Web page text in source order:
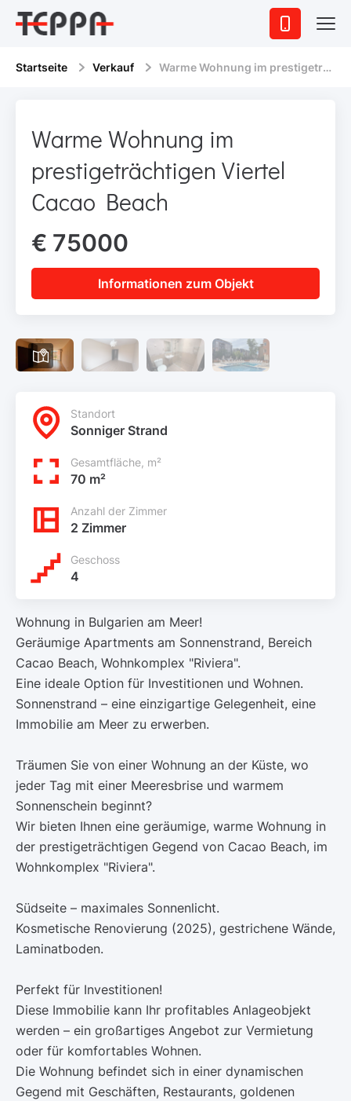
Startseite Verkauf Warme Wohnung im prestigeträchtigen Viertel Cacao Beach
Warme Wohnung im
prestigeträchtigen Viertel
Cacao Beach
€ 75000
Informationen zum Objekt
Standort
Sonniger Strand
Gesamtfläche, m²
70 m²
Anzahl der Zimmer
2 Zimmer
Geschoss
4
Wohnung in Bulgarien am Meer!
Geräumige Apartments am Sonnenstrand, Bereich
Cacao Beach, Wohnkomplex "Riviera".
Eine ideale Option für Investitionen und Wohnen.
Sonnenstrand – eine einzigartige Gelegenheit, eine
Immobilie am Meer zu erwerben.
Träumen Sie von einer Wohnung an der Küste, wo
jeder Tag mit einer Meeresbrise und warmem
Sonnenschein beginnt?
Wir bieten Ihnen eine geräumige, warme Wohnung in
der prestigeträchtigen Gegend von Cacao Beach, im
Wohnkomplex "Riviera".
Südseite – maximales Sonnenlicht.
Kosmetische Renovierung (2025), gestrichene Wände,
Laminatboden.
Perfekt für Investitionen!
Diese Immobilie kann Ihr profitables Anlageobjekt
werden – ein großartiges Angebot zur Vermietung
oder für komfortables Wohnen.
Die Wohnung befindet sich in einer dynamischen
Gegend mit Geschäften, Restaurants, goldenen